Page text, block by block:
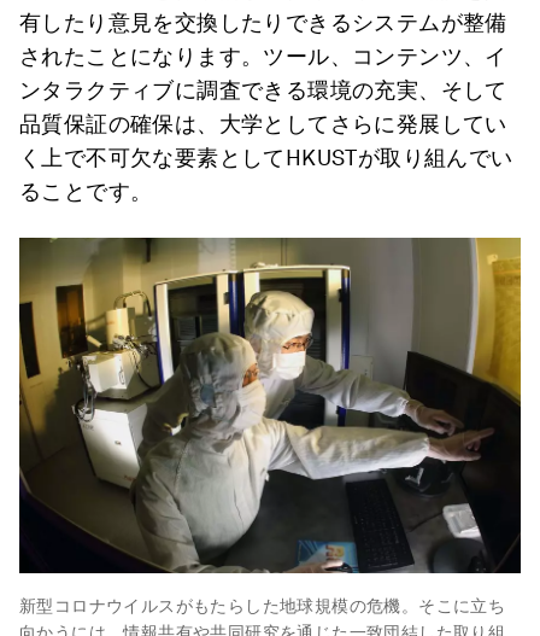
有したり意見を交換したりできるシステムが整備
されたことになります。ツール、コンテンツ、イ
ンタラクティブに調査できる環境の充実、そして
品質保証の確保は、大学としてさらに発展してい
く上で不可欠な要素としてHKUSTが取り組んでい
ることです。
新型コロナウイルスがもたらした地球規模の危機。そこに立ち
向かうには、情報共有や共同研究を通じた一致団結した取り組